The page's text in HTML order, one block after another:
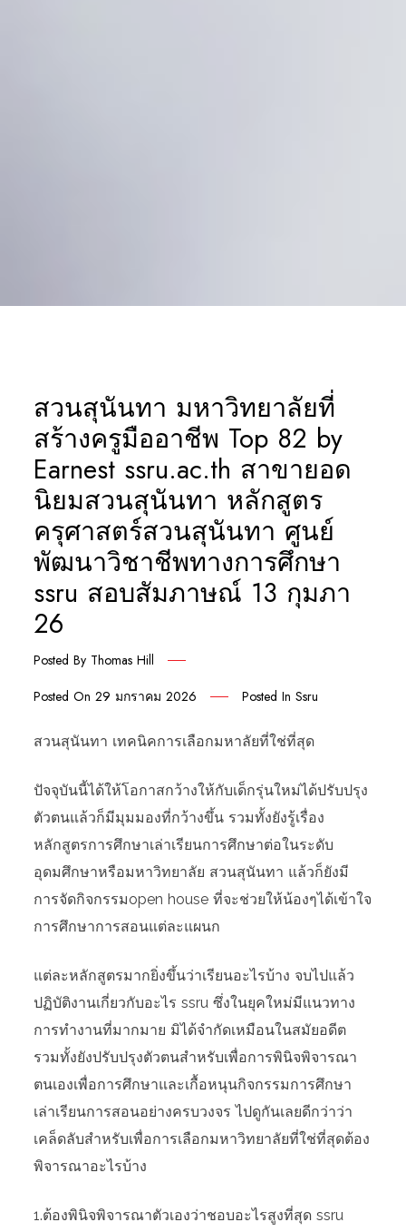
สวนสุนันทา มหาวิทยาลัยที่
สร้างครูมืออาชีพ Top 82 by
Earnest ssru.ac.th สาขายอด
นิยมสวนสุนันทา หลักสูตร
ครุศาสตร์สวนสุนันทา ศูนย์
พัฒนาวิชาชีพทางการศึกษา
ssru สอบสัมภาษณ์ 13 กุมภา
26
Posted By Thomas Hill
Posted On29 มกราคม 2026 Posted InSsru
สวนสุนันทา เทคนิคการเลือกมหาลัยที่ใช่ที่สุด
ปัจจุบันนี้ได้ให้โอกาสกว้างให้กับเด็กรุ่นใหม่ได้ปรับปรุง
ตัวตนแล้วก็มีมุมมองที่กว้างขึ้น รวมทั้งยังรู้เรื่อง
หลักสูตรการศึกษาเล่าเรียนการศึกษาต่อในระดับ
อุดมศึกษาหรือมหาวิทยาลัย สวนสุนันทา แล้วก็ยังมี
การจัดกิจกรรมopen house ที่จะช่วยให้น้องๆได้เข้าใจ
การศึกษาการสอนแต่ละแผนก
แต่ละหลักสูตรมากยิ่งขึ้นว่าเรียนอะไรบ้าง จบไปแล้ว
ปฏิบัติงานเกี่ยวกับอะไร ssru ซึ่งในยุคใหม่มีแนวทาง
การทำงานที่มากมาย มิได้จำกัดเหมือนในสมัยอดีต
รวมทั้งยังปรับปรุงตัวตนสำหรับเพื่อการพินิจพิจารณา
ตนเองเพื่อการศึกษาและเกื้อหนุนกิจกรรมการศึกษา
เล่าเรียนการสอนอย่างครบวงจร ไปดูกันเลยดีกว่าว่า
เคล็ดลับสำหรับเพื่อการเลือกมหาวิทยาลัยที่ใช่ที่สุดต้อง
พิจารณาอะไรบ้าง
1.ต้องพินิจพิจารณาตัวเองว่าชอบอะไรสูงที่สุด ssru